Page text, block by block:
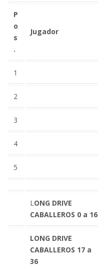
P
o
s
.
Jugador
1
2
3
4
5
LONG DRIVE
CABALLEROS 0 a 16
LONG DRIVE
CABALLEROS 17 a
36